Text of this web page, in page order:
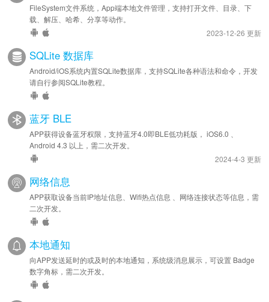
FileSystem文件系统，App端本地文件管理，支持打开文件、目录、下
载、解压、哈希、分享等动作。
2023-12-26 更新
SQLite 数据库
Android/iOS系统内置SQLite数据库，支持SQLite各种语法和命令，开发
请自行参阅SQLite教程。
蓝牙 BLE
APP获得设备蓝牙权限，支持蓝牙4.0即BLE低功耗版， iOS6.0 、
Android 4.3 以上，需二次开发。
2024-4-3 更新
网络信息
APP获取设备当前IP地址信息、Wifi热点信息 、网络连接状态等信息，需
二次开发。
本地通知
向APP发送延时的或及时的本地通知，系统级消息展示，可设置 Badge
数字角标，需二次开发。